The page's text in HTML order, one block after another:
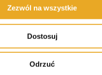
Zezwól na wszystkie
Dostosuj
Odrzuć
kredyty
Smartney – opinie i recenzja